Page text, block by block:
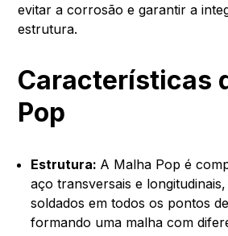
evitar a corrosão e garantir a
estrutura.
Características
Pop
Estrutura: A Malha Pop é
aço transversais e
soldados em todos os pontos
formando uma malha com